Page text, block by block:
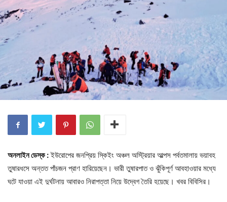
অনলাইন ডেস্ক :ইউরোপের জনপ্রিয় স্কিইং অঞ্চল অস্ট্রিয়ার আল্পস পর্বতমালায় ভয়াবহ
তুষারধসে অন্তত পাঁচজন প্রাণ হারিয়েছেন। ভারী তুষারপাত ও ঝুঁকিপূর্ণ আবহাওয়ার মধ্যে
ঘটে যাওয়া এই দুর্ঘটনায় আবারও নিরাপত্তা নিয়ে উদ্বেগ তৈরি হয়েছে। খবর বিবিসির।